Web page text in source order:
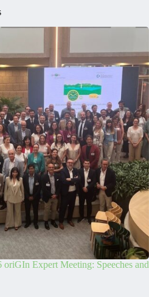
oriGIn Expert Meeting: Speeches and